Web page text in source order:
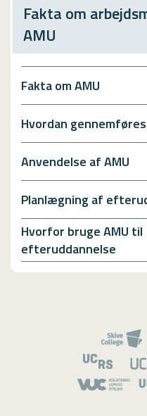
Fakta om
AMU
Fakta om AMU
Hvordan gennemføres
Anvendelse af AMU
Planlægning af
Hvorfor bruge AMU til
efteruddannelse